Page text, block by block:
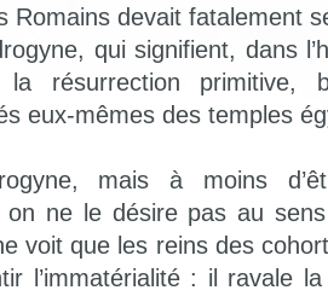
Romains devait fatalement
qui signifient, dans
résurrection primitive,
eux-mêmes des temples
mais à moins
on ne le désire pas au
voit que les reins des
l’immatérialité : il ravale